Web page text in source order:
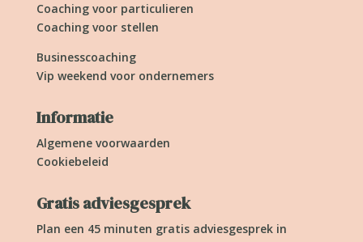
Coaching voor particulieren
Coaching voor stellen
Businesscoaching
Vip weekend voor ondernemers
Informatie
Algemene voorwaarden
Cookiebeleid
Gratis adviesgesprek
Plan een 45 minuten gratis adviesgesprek in